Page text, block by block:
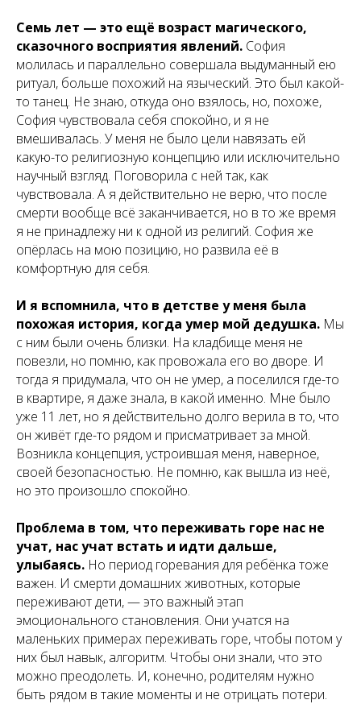
Семь лет — это ещё возраст магического,
сказочного восприятия явлений. София
молилась и параллельно совершала выдуманный ею
ритуал, больше похожий на языческий. Это был какой-
то танец. Не знаю, откуда оно взялось, но, похоже,
София чувствовала себя спокойно, и я не
вмешивалась. У меня не было цели навязать ей
какую-то религиозную концепцию или исключительно
научный взгляд. Поговорила с ней так, как
чувствовала. А я действительно не верю, что после
смерти вообще всё заканчивается, но в то же время
я не принадлежу ни к одной из религий. София же
опёрлась на мою позицию, но развила её в
комфортную для себя.
И я вспомнила, что в детстве у меня была
похожая история, когда умер мой дедушка. Мы
с ним были очень близки. На кладбище меня не
повезли, но помню, как провожала его во дворе. И
тогда я придумала, что он не умер, а поселился где-то
в квартире, я даже знала, в какой именно. Мне было
уже 11 лет, но я действительно долго верила в то, что
он живёт где-то рядом и присматривает за мной.
Возникла концепция, устроившая меня, наверное,
своей безопасностью. Не помню, как вышла из неё,
но это произошло спокойно.
Проблема в том, что переживать горе нас не
учат, нас учат встать и идти дальше,
улыбаясь. Но период горевания для ребёнка тоже
важен. И смерти домашних животных, которые
переживают дети, — это важный этап
эмоционального становления. Они учатся на
маленьких примерах переживать горе, чтобы потом у
них был навык, алгоритм. Чтобы они знали, что это
можно преодолеть. И, конечно, родителям нужно
быть рядом в такие моменты и не отрицать потери.